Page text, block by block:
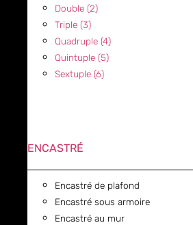
Double (2)
Triple (3)
Quadruple (4)
Quintuple (5)
Sextuple (6)
ENCASTRÉ
Encastré de plafond
Encastré sous armoire
Encastré au mur